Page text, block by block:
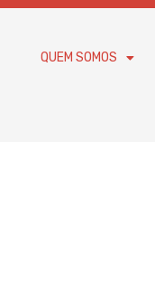
QUEM SOMOS